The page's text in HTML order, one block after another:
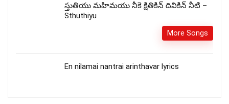
స్తుతియు మహిమయు నీకె క్షితికిన్ దివికిన్ నీటి –
Sthuthiyu
More Songs
En nilamai nantrai arinthavar lyrics